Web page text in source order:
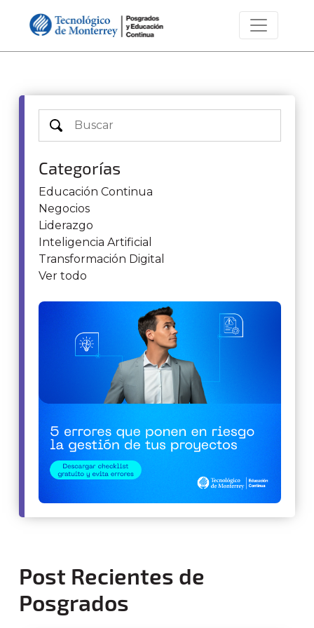
Categorías
Educación Continua
Negocios
Liderazgo
Inteligencia Artificial
Transformación Digital
Ver todo
Post Recientes de
Posgrados